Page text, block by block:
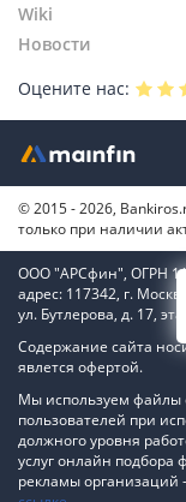
Wiki
Новости
Оцените нас:
© 2015 - 2026,
только при наличии
ООО "АРСфин", ОГРН
адрес: 117342, г.
ул. Бутлерова, д. 17,
Содержание сайта
явлется офертой.
Мы используем файлы
пользователей при
должного уровня
услуг онлайн подбора
рекламы организаций